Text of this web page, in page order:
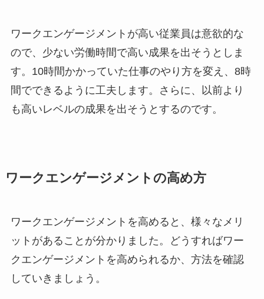
ワークエンゲージメントが高い従業員は意欲的な
ので、少ない労働時間で高い成果を出そうとしま
す。10時間かかっていた仕事のやり方を変え、8時
間でできるように工夫します。さらに、以前より
も高いレベルの成果を出そうとするのです。
ワークエンゲージメントの高め方
ワークエンゲージメントを高めると、様々なメリ
ットがあることが分かりました。どうすればワー
クエンゲージメントを高められるか、方法を確認
していきましょう。